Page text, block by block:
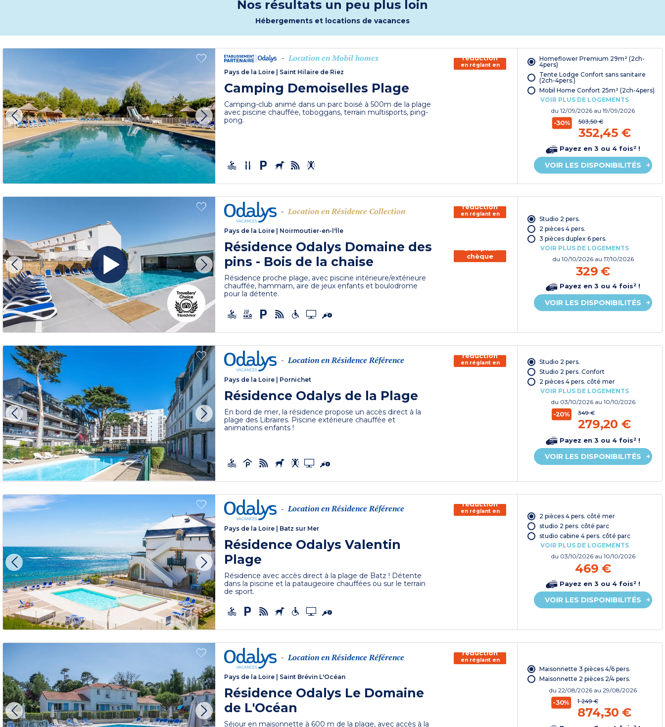
Nos résultats un peu plus loin
Hébergements et locations de vacances
- Location en Mobil homes
Pays de la Loire Saint Hilaire de Riez
Camping Demoiselles Plage
Camping-club animé dans un parc boisé à 500m de la plage
avec piscine chauffée, toboggans, terrain multisports, ping-
pong.
150€ de
réduction
en réglant en
chèque
Homeflower Premium 29m² (2ch-
4pers)
Tente Lodge Confort sans sanitaire
(2ch-4pers.)
Mobil Home Confort 25m² (2ch-4pers)
VOIR PLUS DE LOGEMENTS
du12/09/2026 au 19/09/2026
-30% 503,50 €
352,45 €
Payez en 3 ou 4 fois² !
VOIR LES DISPONIBILITÉS
- Location en Résidence Collection
Pays de la Loire Noirmoutier-en-l'Île
Résidence Odalys Domaine des
pins - Bois de la chaise
Résidence proche plage, avec piscine intérieure/extérieure
chauffée, hammam, aire de jeux enfants et boulodrome
pour la détente.
150€ de
réduction
en réglant en
chèque
Bon plan
chèque
vacances
Studio 2 pers.
2 pièces 4 pers.
3 pièces duplex 6 pers.
VOIR PLUS DE LOGEMENTS
du 10/10/2026 au 17/10/2026
329 €
Payez en 3 ou 4 fois² !
VOIR LES DISPONIBILITÉS
- Location en Résidence Référence
Pays de la Loire Pornichet
Résidence Odalys de la Plage
En bord de mer, la résidence propose un accès direct à la
plage des Libraires. Piscine extérieure chauffée et
animations enfants !
150€ de
réduction
en réglant en
chèque
Studio 2 pers.
Studio 2 pers. Confort
2 pièces 4 pers. côté mer
VOIR PLUS DE LOGEMENTS
du 03/10/2026 au 10/10/2026
-20% 349 €
279,20 €
Payez en 3 ou 4 fois² !
VOIR LES DISPONIBILITÉS
- Location en Résidence Référence
Pays de la Loire Batz sur Mer
Résidence Odalys Valentin
Plage
Résidence avec accès direct à la plage de Batz ! Détente
dans la piscine et la pataugeoire chauffées ou sur le terrain
de sport.
150€ de
réduction
en réglant en
chèque
2 pièces 4 pers. côté mer
studio 2 pers. côté parc
studio cabine 4 pers. côté parc
VOIR PLUS DE LOGEMENTS
du 03/10/2026 au 10/10/2026
469 €
Payez en 3 ou 4 fois² !
VOIR LES DISPONIBILITÉS
- Location en Résidence Référence
Pays de la Loire Saint Brévin L'Océan
Résidence Odalys Le Domaine
de L'Océan
Séjour en maisonnette à 600 m de la plage, avec accès à la
150€ de
réduction
en réglant en
chèque
Maisonnette 3 pièces 4/6 pers.
Maisonnette 2 pièces 2/4 pers.
du22/08/2026 au 29/08/2026
-30% 1 249 €
874,30 €